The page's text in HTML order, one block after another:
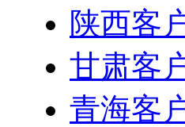
陕西客
甘肃客
青海客